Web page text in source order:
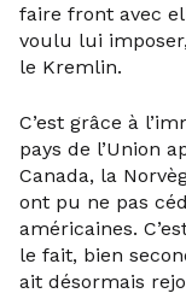
faire front avec
voulu lui
le Kremlin.
C’est grâce à
pays de l’Union
Canada, la
ont pu ne pas
américaines.
le fait, bien
ait désormais